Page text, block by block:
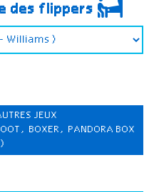
des flippers
JEUX
BOXER, PANDORA BOX